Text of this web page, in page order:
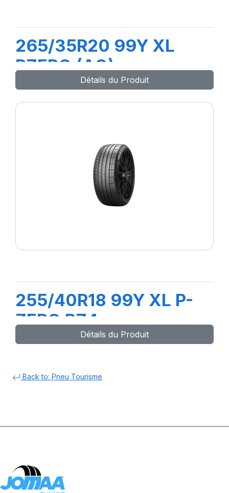
265/35R20 99Y XL
PZERO (AO)
Détails du Produit
255/40R18 99Y XL P-
ZERO PZ4
Détails du Produit
Back to: Pneu Tourisme